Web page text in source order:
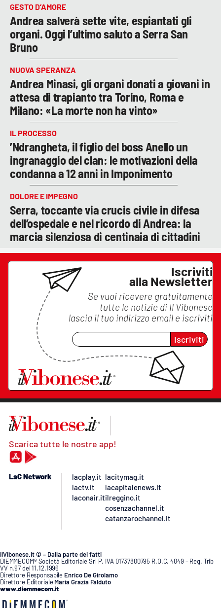
GESTO D’AMORE
Andrea salverà sette vite, espiantati gli
organi. Oggi l’ultimo saluto a Serra San
Bruno
NUOVA SPERANZA
Andrea Minasi, gli organi donati a giovani in
attesa di trapianto tra Torino, Roma e
Milano: «La morte non ha vinto»
IL PROCESSO
’Ndrangheta, il figlio del boss Anello un
ingranaggio del clan: le motivazioni della
condanna a 12 anni in Imponimento
DOLORE E IMPEGNO
Serra, toccante via crucis civile in difesa
dell’ospedale e nel ricordo di Andrea: la
marcia silenziosa di centinaia di cittadini
Iscriviti
alla Newsletter
Se vuoi ricevere gratuitamente
tutte le notizie di Il Vibonese
lascia il tuo indirizzo email e iscriviti
Iscriviti
Scarica tutte le nostre app!
LaC Network
lacplay.it
lactv.it
laconair.it
lacitymag.it
lacapitalenews.it
ilreggino.it
cosenzachannel.it
catanzarochannel.it
ilVibonese.it © – Dalla parte dei fatti
DIEMMECOM® Società Editoriale Srl P. IVA 01737800795 R.O.C. 4049 – Reg. Trib
VV n.97 del 11.12.1996
Direttore Responsabile Enrico De Girolamo
Direttore Editoriale Maria Grazia Falduto
www.diemmecom.it